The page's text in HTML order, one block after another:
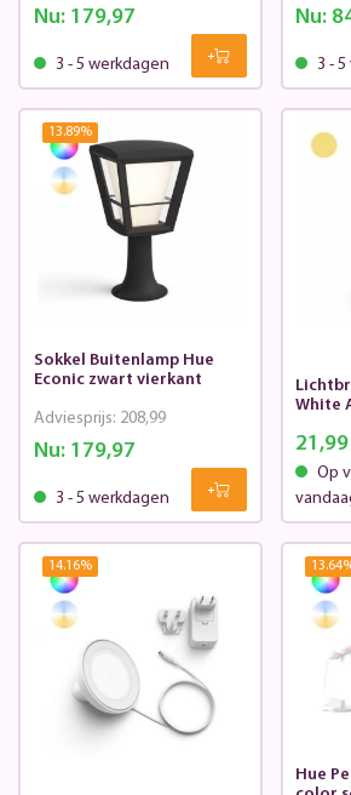
Nu:179,97
3 - 5 werkdagen
Nu:
3 -
13.89%
Sokkel Buitenlamp Hue
Econic zwart vierkant
Nu:179,97
Adviesprijs: 208,99
3 - 5 werkdagen
White
21,99
Op
14.16% 13.64
Hue